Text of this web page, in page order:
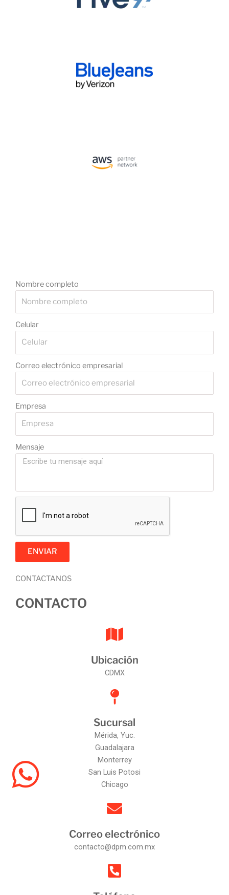
Nombre completo
Celular
Correo electrónico empresarial
Empresa
Mensaje
ENVIAR
CONTACTANOS
CONTACTO
Ubicación
CDMX
Sucursal
Mérida, Yuc.
Guadalajara
Monterrey
San Luis Potosi
Chicago
Correo electrónico
contacto@dpm.com.mx